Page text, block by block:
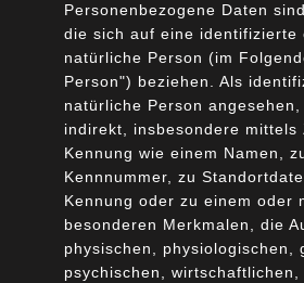
Die Einführung der europäischen
Datenschutzgrundverordnung (EU-
einen weiteres Themenfeld beim
den Vordergrund gestellt: Die
personenbezogenen Daten. Hier ist
fehlende bzw. nicht-sichere
Datenverarbeitung durch
Europäischen Union, insbesondere
und chinesischen Unternehmen.
Personenbezogene Daten
die sich auf eine identifizierte
natürliche Person (im
Person") beziehen. Als
natürliche Person
indirekt, insbesondere mittels
Kennung wie einem Namen,
Kennnummer, zu
Kennung oder zu einem oder
besonderen Merkmalen, die
physischen, physiologischen,
psychischen,